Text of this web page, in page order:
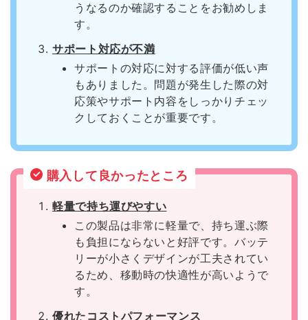
うなるのか確認することをお勧めしま
す。
サポート対応が不満
サポートの対応に対する評価が低い声
もありました。問題が発生した際の対
応策やサポート内容をしっかりチェッ
クしておくことが重要です。
購入して良かったところ
軽量で持ち運びやすい
この製品は非常に軽量で、持ち運ぶ際
も負担にならないと好評です。バッテ
リーが小さくデザインが工夫されてい
るため、移動時の快適性が高いようで
す。
優れたコストパフォーマンス